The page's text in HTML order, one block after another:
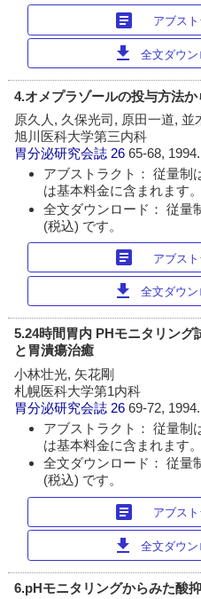
article アブス
download 全文ダウ
4.オメプラゾールの投与方法
原久人, 久保光司, 原田一道, 並
旭川医科大学第三内科
胃分泌研究会誌 2665-68, 1994.
アブストラクト： 従量制
は基本料金に含まれます。
全文ダウンロード： 従量
(税込) です。
article アブス
download 全文ダウ
5.24時間胃内 PHモニタリング
と胃潰瘍治癒
小林壮光, 矢花剛
札幌医科大学第1内科
胃分泌研究会誌 2669-72, 1994.
アブストラクト： 従量制
は基本料金に含まれます。
全文ダウンロード： 従量
(税込) です。
article アブス
download 全文ダウ
6.pHモニタリングからみた酸